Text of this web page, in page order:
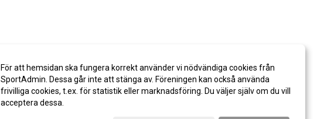
För att hemsidan ska fungera korrekt använder vi nödvändiga cookies från
SportAdmin. Dessa går inte att stänga av. Föreningen kan också använda
frivilliga cookies, t.ex. för statistik eller marknadsföring. Du väljer själv om du vill
acceptera dessa.